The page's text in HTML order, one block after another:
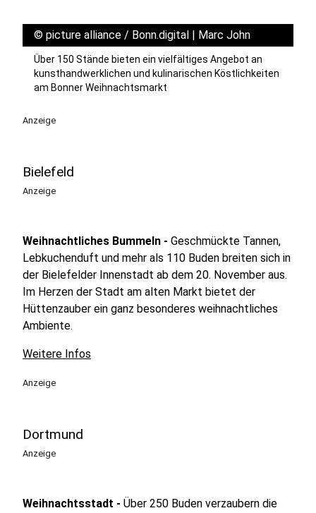
Schloss Weihnacht Jüchen
Schloss Dyck
19
Hagen
© picture alliance / Bonn.digital | Marc John
Über 150 Stände bieten ein vielfältiges Angebot an
kunsthandwerklichen und kulinarischen Köstlichkeiten
am Bonner Weihnachtsmarkt
Anzeige
Bielefeld
Anzeige
Weihnachtliches Bummeln - Geschmückte Tannen,
Lebkuchenduft und mehr als 110 Buden breiten sich in
der Bielefelder Innenstadt ab dem 20. November aus.
Im Herzen der Stadt am alten Markt bietet der
Hüttenzauber ein ganz besonderes weihnachtliches
Ambiente.
Weitere Infos
Anzeige
Dortmund
Anzeige
Weihnachtsstadt - Über 250 Buden verzaubern die